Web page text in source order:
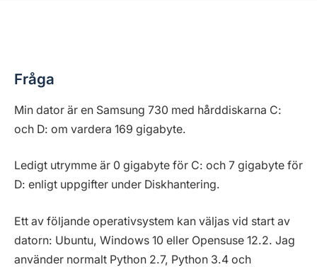
Fråga
Min dator är en Samsung 730 med hårddiskarna C:
och D: om vardera 169 gigabyte.
Ledigt utrymme är 0 gigabyte för C: och 7 gigabyte för
D: enligt uppgifter under Diskhantering.
Ett av följande operativsystem kan väljas vid start av
datorn: Ubuntu, Windows 10 eller Opensuse 12.2. Jag
använder normalt Python 2.7, Python 3.4 och